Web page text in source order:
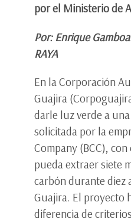
por el Ministerio de
Por: Enrique
RAYA
En la Corporación
Guajira
darle luz verde a
solicitada por la
Company (BCC),
pueda extraer siete
carbón durante diez
Guajira. El proyecto
diferencia de